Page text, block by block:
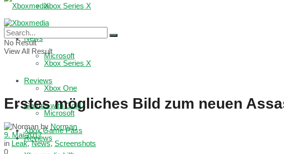
Xbox Series X
Microsoft
Reviews
Games with Gold
Xbox Game Pass
News
Xbox Series X
Xbox One
Microsoft
Reviews
No Result
View All Result
Erstes mögliches Bild zum neuen
by Norman
9. Mai 2017
in Leak,News, Screenshots
0